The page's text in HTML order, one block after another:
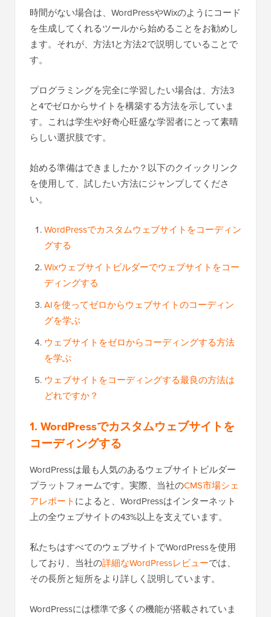
時間がない場合は、WordPressやWixのようにコード
を生成してくれるツールから始めることをお勧めし
ます。それが、方法1と方法2で説明していることで
す。
プログラミングを完全に学習したい場合は、方法3
と4でゼロからサイトを構築する方法を示していま
す。これは学生や好奇心旺盛な学習者にとって素晴
らしい選択肢です。
始める準備はできましたか？以下のクイックリンク
を使用して、試したい方法にジャンプしてくださ
い。
WordPressでカスタムウェブサイトをコーディン
グする
Wixウェブサイトビルダーでウェブサイトをコー
ディングする
AIを使ってゼロからウェブサイトのコーディン
グを学ぶ
ウェブサイトをゼロからコーディングする方法
を学ぶ
ウェブサイトをコーディングする最良の方法は
どれですか？
1. WordPressでカスタムウェブサイトを
コーディングする
WordPressは最も人気のあるウェブサイトビルダー
プラットフォームです。実際、当社のCMS市場シェ
アレポートによると、WordPressはインターネット
上の全ウェブサイトの43%以上を支えています。
私たちはすべてのウェブサイトでWordPressを使用
しており、当社の詳細なWordPressレビューでは、
その長所と短所をより詳しく説明しています。
WordPressには標準で多くの機能が搭載されていま